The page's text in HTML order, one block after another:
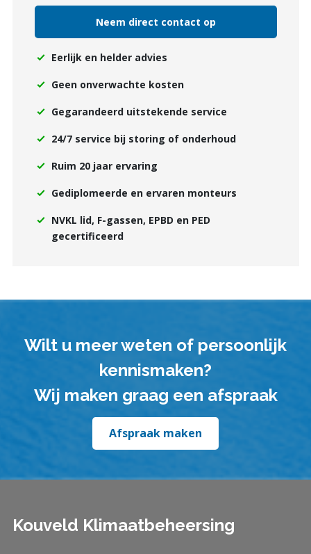
Neem direct contact op
Eerlijk en helder advies
Geen onverwachte kosten
Gegarandeerd uitstekende service
24/7 service bij storing of onderhoud
Ruim 20 jaar ervaring
Gediplomeerde en ervaren monteurs
NVKL lid, F-gassen, EPBD en PED
gecertificeerd
Wilt u meer weten of persoonlijk
kennismaken?
Wij maken graag een afspraak
Afspraak maken
Kouveld Klimaatbeheersing